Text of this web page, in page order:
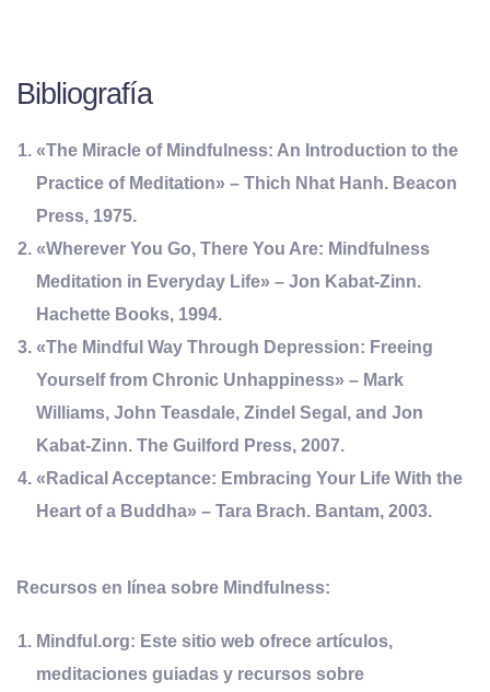
Bibliografía
«The Miracle of Mindfulness: An Introduction to the
Practice of Meditation» – Thich Nhat Hanh. Beacon
Press, 1975.
«Wherever You Go, There You Are: Mindfulness
Meditation in Everyday Life» – Jon Kabat-Zinn.
Hachette Books, 1994.
«The Mindful Way Through Depression: Freeing
Yourself from Chronic Unhappiness» – Mark
Williams, John Teasdale, Zindel Segal, and Jon
Kabat-Zinn. The Guilford Press, 2007.
«Radical Acceptance: Embracing Your Life With the
Heart of a Buddha» – Tara Brach. Bantam, 2003.
Recursos en línea sobre Mindfulness:
Mindful.org: Este sitio web ofrece artículos,
meditaciones guiadas y recursos sobre